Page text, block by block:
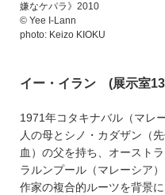
嫌なケパラ》2010
© Yee I-Lann
photo: Keizo KIOKU
イー・イラン (展示室
1971年コタキナバル（マレ
人の母とシノ・カダザン（
血）の父を持ち、オースト
ラルンプール（マレーシア）
作家の複合的ルーツを背景